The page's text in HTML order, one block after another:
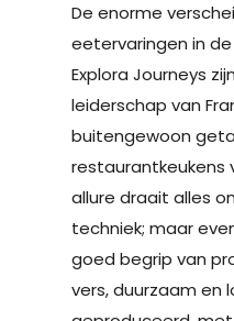
De enorme
eetervaringen in
Explora Journeys
leiderschap van
buitengewoon
restaurantkeukens
allure draait alles
techniek; maar
goed begrip van
vers, duurzaam en